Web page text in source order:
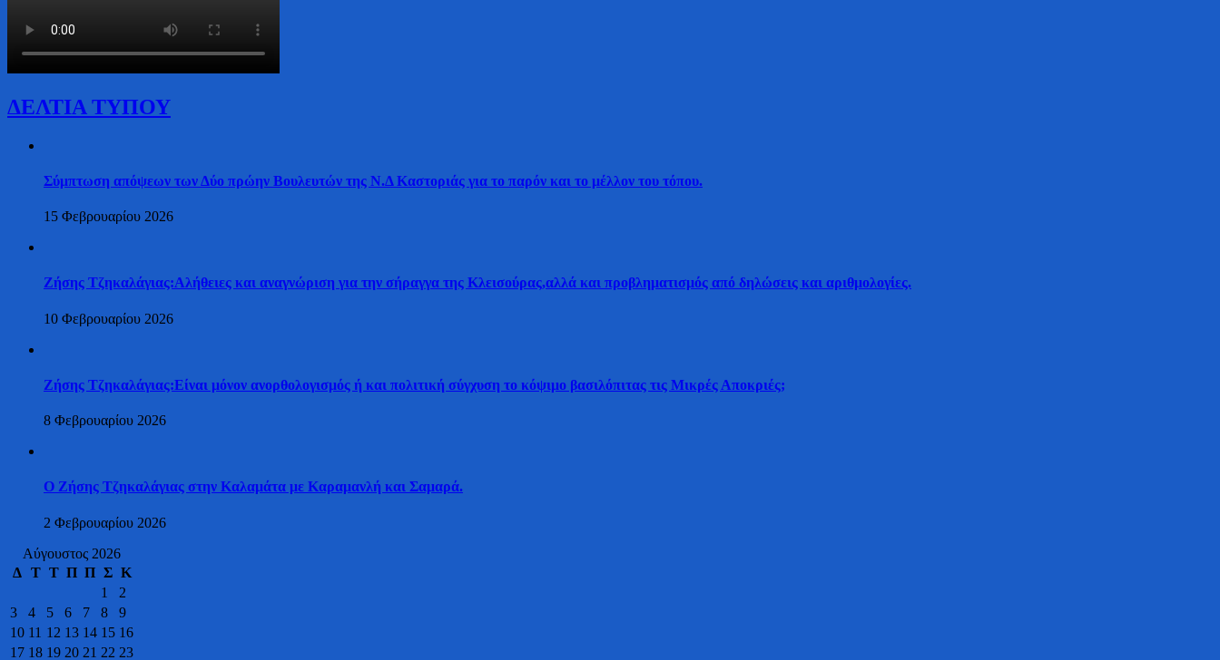
ΔΕΛΤΙΑ ΤΥΠΟΥ
Σύμπτωση απόψεων των Δύο πρώην Βουλευτών της Ν.Δ Καστοριάς για το παρόν και το μέλλον του τόπου.
15 Φεβρουαρίου 2026
Ζήσης Τζηκαλάγιας:Αλήθειες και αναγνώριση για την σήραγγα της Κλεισούρας,αλλά και προβληματισμός από δηλώσεις και αριθμολογίες.
10 Φεβρουαρίου 2026
Ζήσης Τζηκαλάγιας:Είναι μόνον ανορθολογισμός ή και πολιτική σύγχυση το κόψιμο βασιλόπιτας τις Μικρές Αποκριές;
8 Φεβρουαρίου 2026
Ο Ζήσης Τζηκαλάγιας στην Καλαμάτα με Καραμανλή και Σαμαρά.
2 Φεβρουαρίου 2026
Αύγουστος 2026
Δ Τ Τ Π Π Σ Κ
1
2
3
4 5 6 7 8
9
10 11 12 13 14 15 16
17 18 19 20 21 22 23